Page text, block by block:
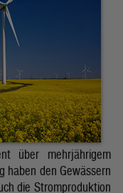
über mehrjährigem
haben den Gewässern
die Stromproduktion